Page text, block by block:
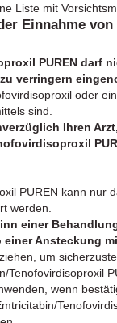
Liste mit
Einnahme
PUREN darf
verringern
oder
sind.
Ihren
PUREN kann nur
werden.
einer
Ansteckung
um
Tenofovirdisoproxil
wenn